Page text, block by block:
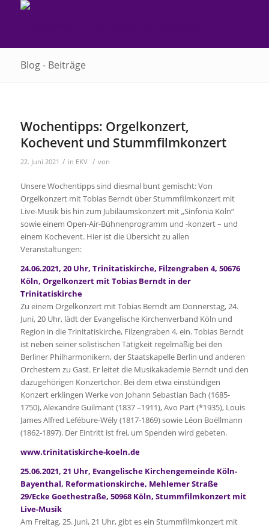
Blog - Beiträge
Wochentipps: Orgelkonzert,
Kochevent und Stummfilmkonzert
22. Juni 2021 / in EKV / von
Unsere Wochentipps sind diesmal bunt gemischt: Von
Orgelkonzert mit Tobias Berndt über Stummfilmkonzert mit
Live-Musik bis hin zum Jubiläumskonzert mit „Sinfonia Köln“
sowie einem Open-Air-Bühnenprogramm und -konzert – und
einem Kochevent. Hier ist die Übersicht zu allen
Veranstaltungen:
24.06.2021, 20 Uhr, Trinitatiskirche, Filzengraben 4, 50676
Köln, Orgelkonzert mit Tobias Berndt in der
Trinitatiskirche
Zu einem Orgelkonzert mit Tobias Berndt am Donnerstag, 24.
Juni, 20 Uhr, lädt der Evangelische Kirchenverband Köln und
Region in die Trinitatiskirche, Filzengraben 4, ein. Tobias Berndt
ist neben seiner solistischen Tätigkeit regelmäßig bei den
Berliner Philharmonikern, der Staatskapelle Berlin und anderen
Orchestern zu Gast. Er leitet die Musikakademie Berndt und den
dazugehörigen Konzertchor. Bei dem etwa einstündigen
Konzert erklingen Werke von Johann Sebastian Bach (1685-
1750), Alexandre Guilmant (1837 –1911), Avo Pärt (*1935), Louis
James Alfred Lefébure-Wély (1817-1869) sowie Léon Boëllmann
(1862-1897). Der Eintritt ist frei, um Spenden wird gebeten.
www.trinitatiskirche-koeln.de
25.06.2021, 21 Uhr, Evangelische Kirchengemeinde Köln-
Bayenthal, Reformationskirche, Mehlemer Straße
29/Ecke Goethestraße, 50968 Köln, Stummfilmkonzert mit
Live-Musik
Am Freitag, 25. Juni, 21 Uhr, gibt es ein Stummfilmkonzert mit